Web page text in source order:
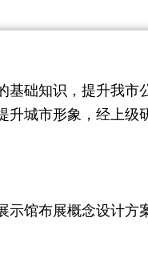
础知识，提升我市公
升城市形象，经上
馆布展概念设计方